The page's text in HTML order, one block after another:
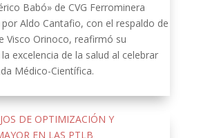
Babó» de CVG Ferrominera
Aldo Cantafio, con el respaldo de
Visco Orinoco, reafirmó su
excelencia de la salud al celebrar
Médico-Científica.